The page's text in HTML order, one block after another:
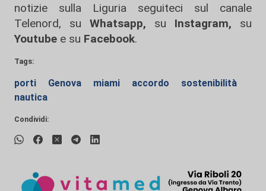
notizie sulla Liguria seguiteci sul canale
Telenord, su
Whatsapp, su Instagram, su
Youtube e su Facebook.
Tags:
porti Genova miami accordo
sostenibilità
nautica
Condividi: